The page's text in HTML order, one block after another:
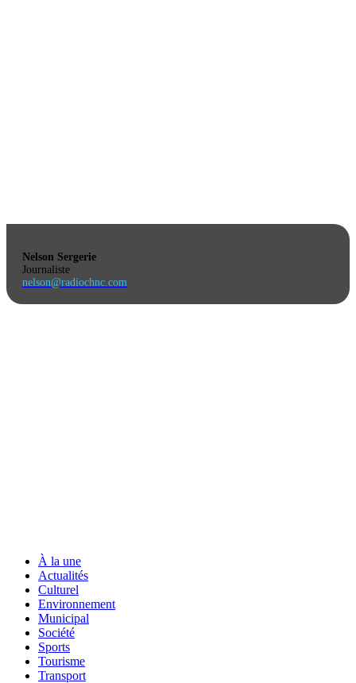
Nelson Sergerie
Journaliste
nelson@radiochnc.com
À la une
Actualités
Culturel
Environnement
Municipal
Société
Sports
Tourisme
Transport